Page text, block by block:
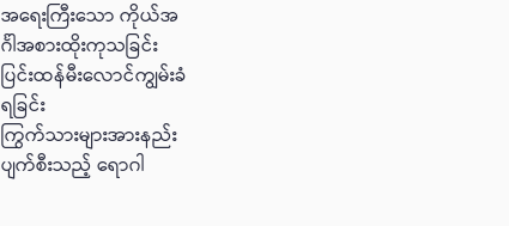
အရေးကြီးသော ကိုယ်အ
ဂႅါအစားထိုးကုသခြင်း
ပြင်းထန်မီးလောင်ကျွမ်းခံ
ရခြင်း
ကြွက်သားများအားနည်း
ပျက်စီးသည့် ရောဂါ